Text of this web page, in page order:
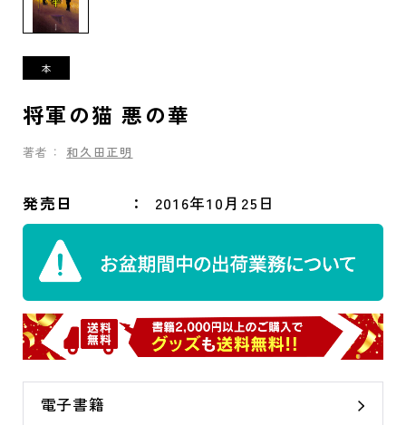
将軍の猫 悪の華
著者： 和久田正明
発売日 2016年10月25日
電子書籍